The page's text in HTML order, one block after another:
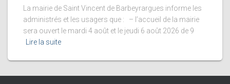
La mairie de Saint Vincent de Barbeyrargues informe les
administrés et les usagers que : – l’accueil de la mairie
sera ouvert le mardi 4 août et le jeudi 6 août 2026 de 9
Lire la suite